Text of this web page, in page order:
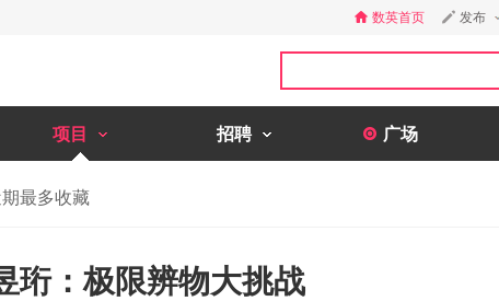
数英首页 发布
项目 招聘 广场
最多收藏
珩：极限辨物大挑战